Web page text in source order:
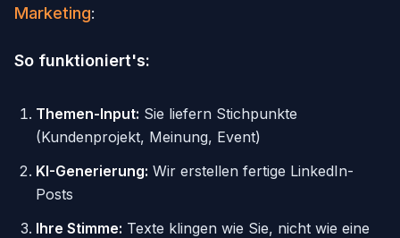
Marketing:
So funktioniert's:
Themen-Input: Sie liefern Stichpunkte
(Kundenprojekt, Meinung, Event)
KI-Generierung: Wir erstellen fertige LinkedIn-
Posts
Ihre Stimme: Texte klingen wie Sie, nicht wie eine